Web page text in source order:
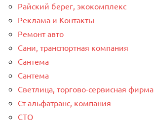
Райский берег, экокомплекс
Реклама и Контакты
Ремонт авто
Сани, транспортная компания
Сантема
Сантема
Светлица, торгово-сервисная фирма
Ст альфатранс, компания
СТО